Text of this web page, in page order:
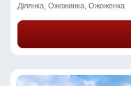
Ділянка, Ожожинка, Ожоженка